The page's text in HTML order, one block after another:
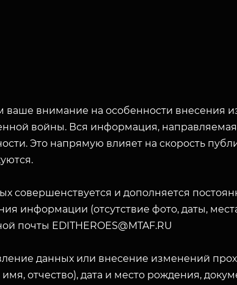
внимание на особенности внесения
войны. Вся информация,
Это напрямую влияет на скорость
совершенствуется и дополняется
информации (отсутствие фото, даты,
почты EDITHEROES@MTAF.RU
данных или внесение изменений
отчество), дата и место рождения,